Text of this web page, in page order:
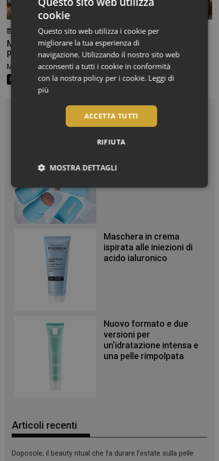
23 Luglio 2026 Chiara Verlato
Milano Beauty Week 2026: la bellezza torna
protagonista
Milano si prepara a tornare capitale della bellezza. È...
Beauty News
corpo
Maschera in crema
ispirata alle iniezioni di
acido ialuronico
Nuovo formato e due
versioni per
un’idratazione intensa e
una pelle rimpolpata
Articoli recenti
Doposole, il beauty ritual che fa durare l’estate sulla pelle
cookie
Questo sito web utilizza i cookie per
migliorare la tua esperienza di
navigazione. Utilizzando il nostro sito web
acconsenti a tutti i cookie in conformità
con la nostra policy per i cookie. Leggi di
più
ACCETTA TUTTI
RIFIUTA
MOSTRA DETTAGLI
Necessari
Necessari
I cookie necessari contribuiscono a rendere fruibile il
sito web abilitandone funzionalità di base quali la
navigazione sulle pagine e l'accesso alle aree
NOME
FORNITORE/DOMINIO
PHPSESSID
PHP.net
.www.panoramacosmetico.it